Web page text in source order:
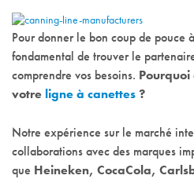
Pour donner le bon coup de pouce
fondamental de trouver le
comprendre vos besoins. Pourquoi
votre ligne à canettes?
Notre expérience sur le marché
collaborations avec des marques
que Heineken, CocaCola,